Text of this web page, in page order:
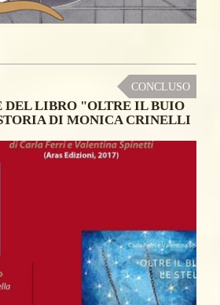
CONCLUSO
DEL LIBRO "OLTRE IL BUIO
DI MONICA CRINELLI